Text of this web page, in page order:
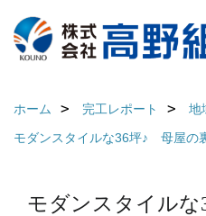
ホーム 完工レポート 地
モダンスタイルな36坪♪ 母屋の
モダンスタイル